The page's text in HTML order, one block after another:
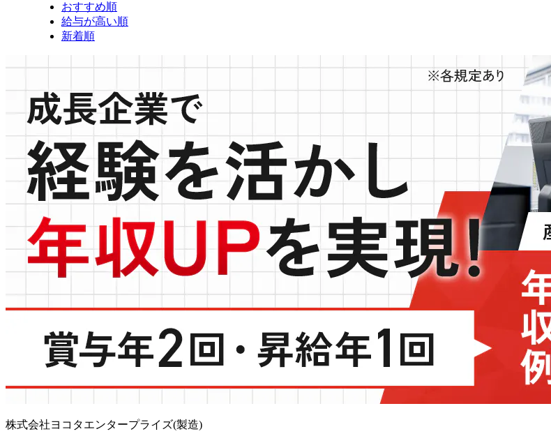
おすすめ順
給与が高い順
新着順
株式会社ヨコタエンタープライズ(製造)